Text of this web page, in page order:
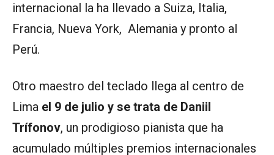
internacional la ha llevado a Suiza, Italia,
Francia, Nueva York, Alemania y pronto al
Perú.
Otro maestro del teclado llega al centro de
Lima el 9 de julio y se trata de Daniil
Trífonov, un prodigioso pianista que ha
acumulado múltiples premios internacionales